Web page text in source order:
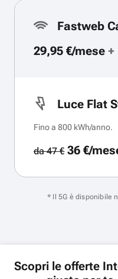
Fastweb
29,95 €/mese +
Luce Flat
Fino a 800 kWh/anno.
da 47 €36 €/
* Il 5G è disponibile
Scopri le offerte